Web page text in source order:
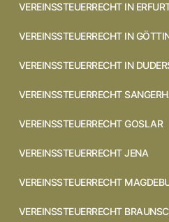
VEREINSSTEUERRECHT IN
VEREINSSTEUERRECHT IN
VEREINSSTEUERRECHT IN
VEREINSSTEUERRECHT
VEREINSSTEUERRECHT GOSLAR
VEREINSSTEUERRECHT JENA
VEREINSSTEUERRECHT
VEREINSSTEUERRECHT